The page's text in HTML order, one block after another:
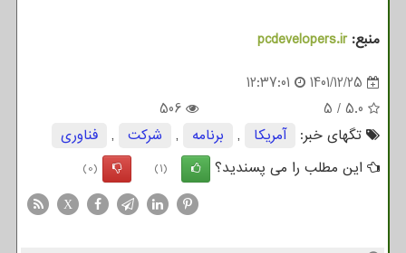
منبع:pcdevelopers.ir
1401/12/25
12:37:01
5.0
/
5
506
تگهای خبر:
آمریكا , برنامه , شركت ,
فناوری
این مطلب را می پسندید؟
(1)
(0)
X